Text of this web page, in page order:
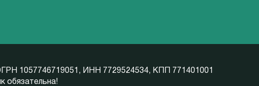
1057746719051, ИНН 7729524534, КПП 771401001
обязательна!